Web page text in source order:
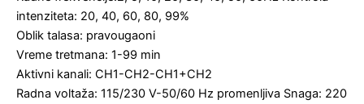
intenziteta: 20, 40, 60, 80, 99%
Oblik talasa: pravougaoni
Vreme tretmana: 1-99 min
Aktivni kanali: CH1-CH2-CH1+CH2
Radna voltaža: 115/230 V-50/60 Hz promenljiva Snaga: 220